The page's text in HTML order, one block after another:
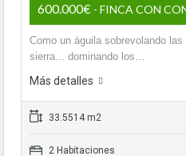
600.000€ - FINCA CON
Como un águila sobrevolando
sierra... dominando los…
Más detalles
33.5514 m2
2 Habitaciones